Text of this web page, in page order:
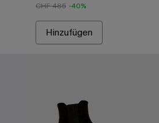
CHF 485 -40%
Hinzufügen